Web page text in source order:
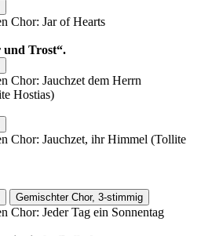
und Trost“.
Hostias)
Gemischter Chor, 3-stimmig